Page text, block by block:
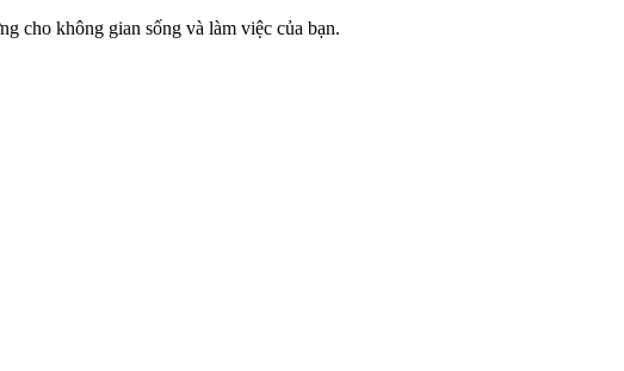
cho không gian sống và làm việc của bạn.